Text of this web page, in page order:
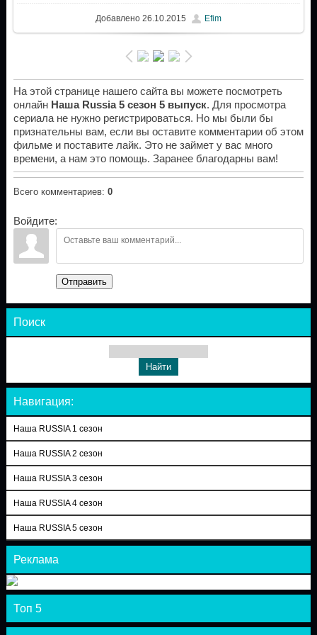
Добавлено26.10.2015 Efim
На этой странице нашего сайта вы можете посмотреть
онлайн Наша Russia 5 сезон 5 выпуск. Для просмотра
сериала не нужно регистрироваться. Но мы были бы
признательны вам, если вы оставите комментарии об этом
фильме и поставите лайк. Это не займет у вас много
времени, а нам это помощь. Заранее благодарны вам!
Всего комментариев: 0
Войдите:
Отправить
Поиск
Навигация:
Наша RUSSIA 1 сезон
Наша RUSSIA 2 сезон
Наша RUSSIA 3 сезон
Наша RUSSIA 4 сезон
Наша RUSSIA 5 сезон
Реклама
Топ 5